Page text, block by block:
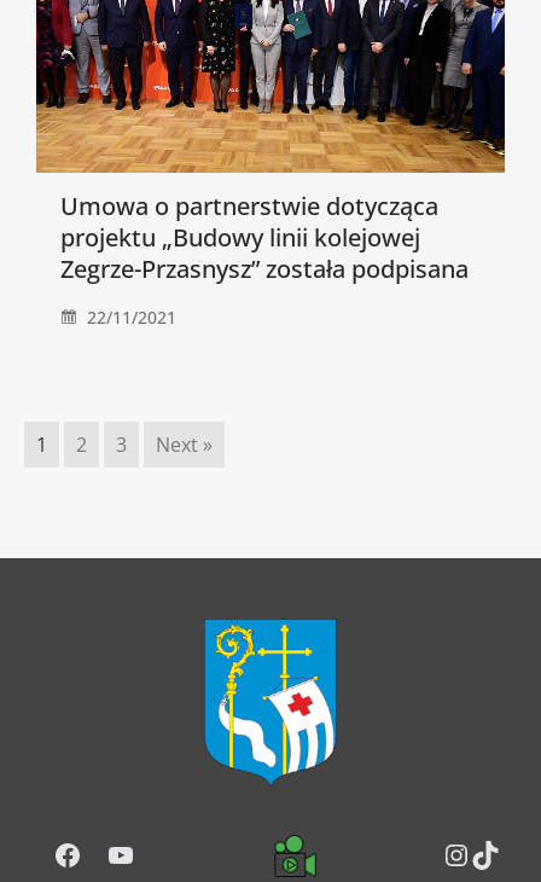
Umowa o partnerstwie dotycząca
projektu „Budowy linii kolejowej
Zegrze-Przasnysz” została podpisana
22/11/2021
1 2 3 Next »
Facebook
YouTube